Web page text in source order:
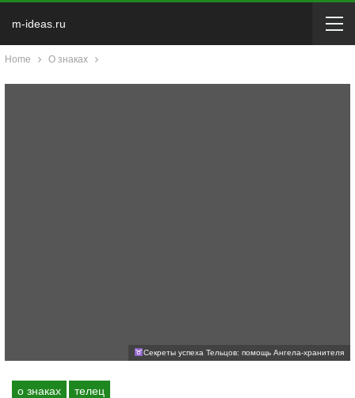
m-ideas.ru
Home О знаках
Секреты успеха Тельцов: помощь Ангела-хранителя
о знаках телец